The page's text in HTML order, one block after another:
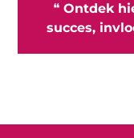
❝ Ontdek
succes,